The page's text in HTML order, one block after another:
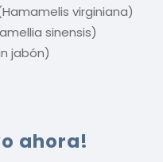
virginiana)
sinensis)
jabón)
ahora!